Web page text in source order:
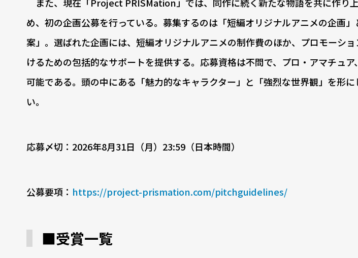
め、初の企画公募を行っている。募集するのは「短編オリジナルアニメの企画
案」。選ばれた企画には、短編オリジナルアニメの制作費のほか、プロモーシ
けるための包括的なサポートを提供する。応募資格は不問で、プロ・アマチュ
可能である。頭の中にある「魅力的なキャラクター」と「強烈な世界観」を形
い。
応募〆切：2026年8月31日（月）23:59（日本時間）
公募要項： https://project-prismation.com/pitchguidelines/
■受賞一覧